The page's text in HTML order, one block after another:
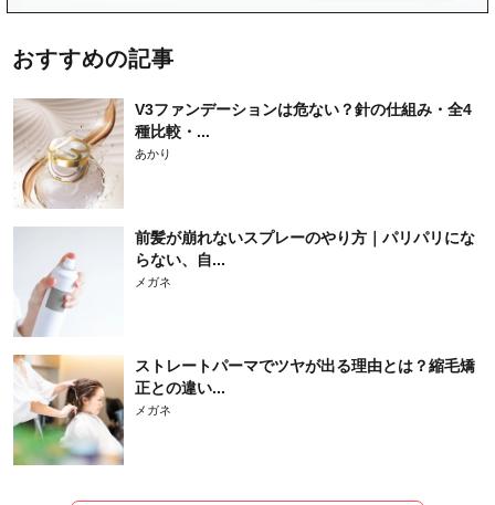
おすすめの記事
V3ファンデーションは危ない？針の仕組み・全4
種比較・...
あかり
前髪が崩れないスプレーのやり方｜パリパリにな
らない、自...
メガネ
ストレートパーマでツヤが出る理由とは？縮毛矯
正との違い...
メガネ